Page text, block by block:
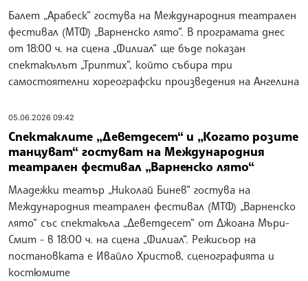
Балет „Арабеск“ гостува на Международния театрален
фестивал (МТФ) „Варненско лято“. В програмата днес
от 18:00 ч. на сцена „Филиал“ ще бъде показан
спектакълът „Триптих“, който събира три
самостоятелни хореографски произведения на Ангелина
05.06.2026 09:42
Спектаклите „Деветдесет“ и „Когато розите
танцуват“ гостуват на Международния
театрален фестивал „Варненско лято“
Младежки театър „Николай Бинев“ гостува на
Международния театрален фестивал (МТФ) „Варненско
лято“ със спектакъла „Деветдесет“ от Джоана Мъри-
Смит - в 18:00 ч. на сцена „Филиал“. Режисьор на
постановката е Ивайло Христов, сценографията и
костюмите